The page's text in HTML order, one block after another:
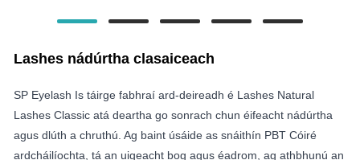
Lashes nádúrtha clasaiceach
SP Eyelash Is táirge fabhraí ard-deireadh é Lashes Natural
Lashes Classic atá deartha go sonrach chun éifeacht nádúrtha
agus dlúth a chruthú. Ag baint úsáide as snáithín PBT Cóiré
ardcháilíochta, tá an uigeacht bog agus éadrom, ag athbhunú an